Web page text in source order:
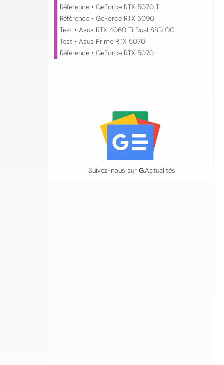
Référence • GeForce RTX 5070 Ti
Référence • GeForce RTX 5090
Test • Asus RTX 4060 Ti Dual SSD OC
Test • Asus Prime RTX 5070
Référence • GeForce RTX 5070
Suivez-nous sur G.Actualités